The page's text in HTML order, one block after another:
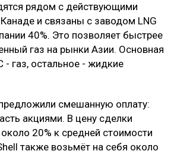
рядом с действующими
и связаны с заводом LNG
40%. Это позволяет быстрее
газ на рынки Азии. Основная
- газ, остальное - жидкие
смешанную оплату:
акциями. В цену сделки
20% к средней стоимости
также возьмёт на себя около